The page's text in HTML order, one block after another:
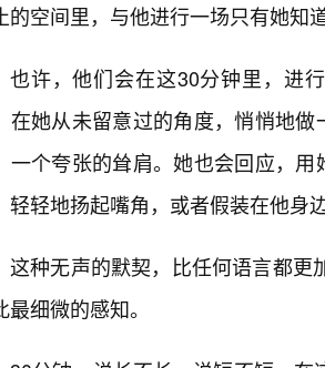
的空间里，与他进行一场只有她知
也许，他们会在这30分钟里，进
在她从未留意过的角度，悄悄地
一个夸张的耸肩。她也会回应，
轻轻地扬起嘴角，或者假装在他身
这种无声的默契，比任何语言都更
最细微的感知。